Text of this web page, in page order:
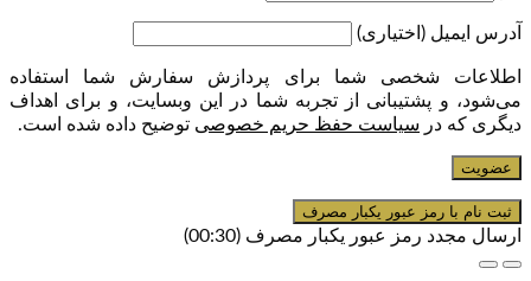
آدرس ایمیل (اختیاری)
اطلاعات شخصی شما برای پردازش سفارش شما استفاده
می‌شود، و پشتیبانی از تجربه شما در این وبسایت، و برای اهداف
دیگری که در سیاست حفظ حریم خصوصی توضیح داده شده است.
عضویت
ارسال مجدد رمز عبور یکبار مصرف (00:
30
)